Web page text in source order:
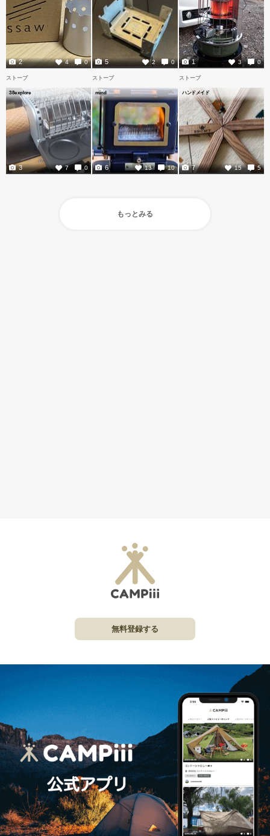
4 0
2 2 0
5 3 0
1
ストーブ
38explore
7 0
3
ストーブ
mind
13 10
6
ストーブ
ハンドメイド
15 5
7
もっとみる
無料登録する